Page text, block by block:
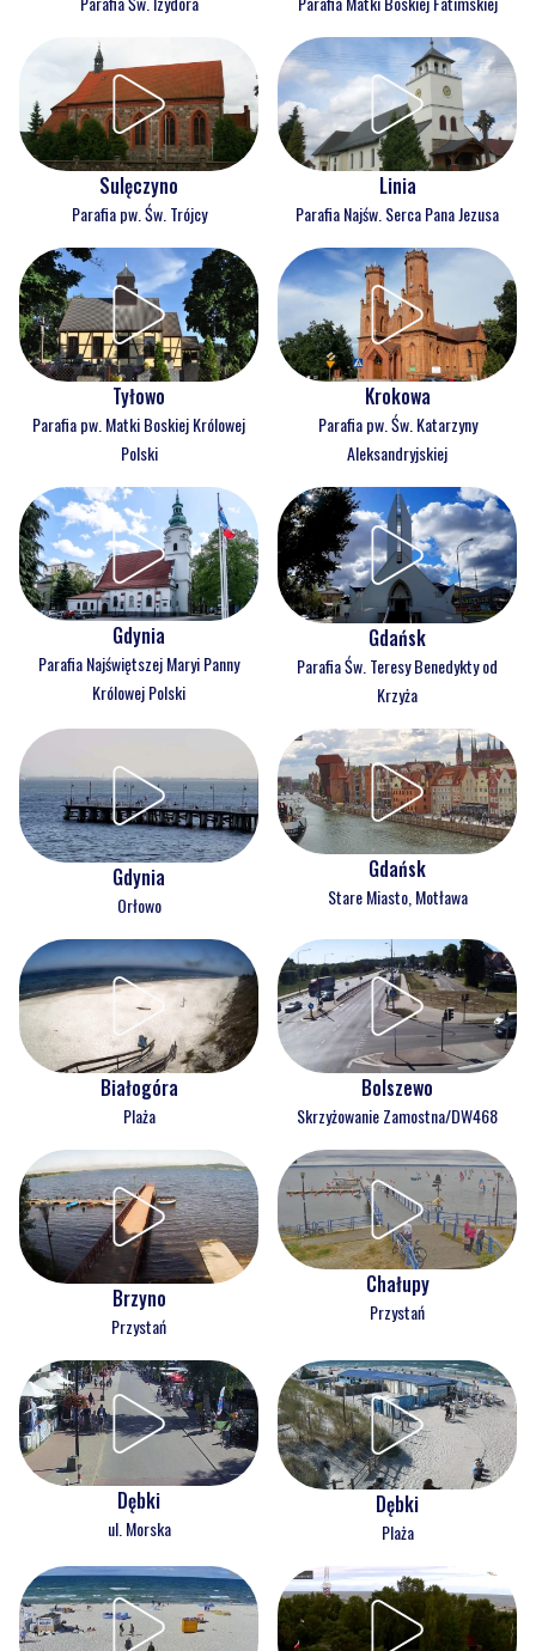
Sulęczyno
Parafia pw. Św. Trójcy
Linia
Parafia Najśw. Serca Pana Jezusa
Tyłowo
Parafia pw. Matki Boskiej Królowej
Polski
Krokowa
Parafia pw. Św. Katarzyny
Aleksandryjskiej
Gdynia
Parafia Najświętszej Maryi Panny
Królowej Polski
Gdańsk
Parafia Św. Teresy Benedykty od
Krzyża
Gdynia
Orłowo
Gdańsk
Stare Miasto, Motława
Białogóra
Plaża
Bolszewo
Skrzyżowanie Zamostna/DW468
Brzyno
Przystań
Chałupy
Przystań
Dębki
ul. Morska
Dębki
Plaża